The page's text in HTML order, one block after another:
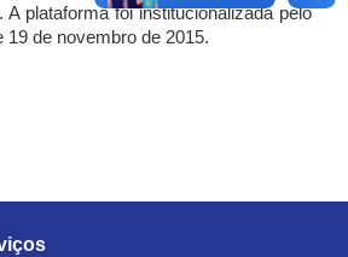
A plataforma foi institucionalizada pelo
19 de novembro de 2015.